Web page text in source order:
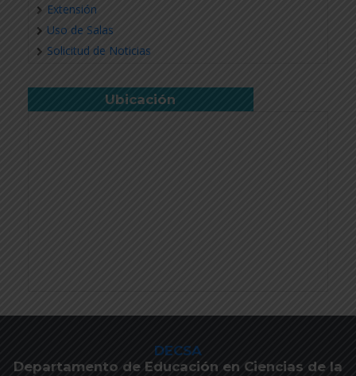
Extensión
Uso de Salas
Solicitud de Noticias
Ubicación
DECSA
Departamento de Educación en Ciencias de la